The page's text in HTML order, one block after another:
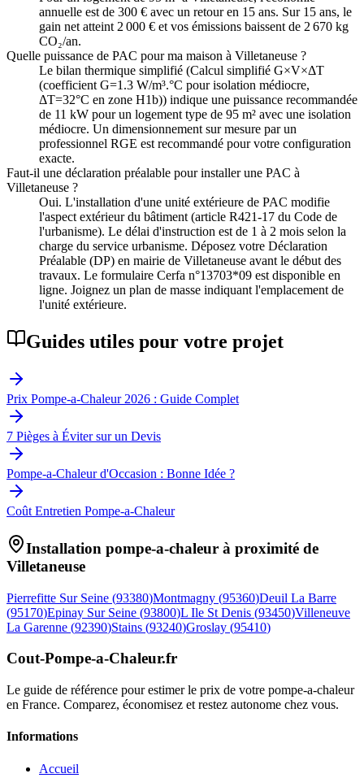
annuelle est de 300 € avec un retour en 15 ans. Sur 15 ans, le
gain net atteint 2 000 € et vos émissions baissent de 2 670 kg
CO₂/an.
Quelle puissance de PAC pour ma maison à Villetaneuse ?
Le bilan thermique simplifié (Calcul simplifié G×V×ΔT
(coefficient G=1.3 W/m³.°C pour isolation médiocre,
ΔT=32°C en zone H1b)) indique une puissance recommandée
de 11 kW pour un logement type de 95 m² avec une isolation
médiocre. Un dimensionnement sur mesure par un
professionnel RGE est recommandé pour votre configuration
exacte.
Faut-il une déclaration préalable pour installer une PAC à
Villetaneuse ?
Oui. L'installation d'une unité extérieure de PAC modifie
l'aspect extérieur du bâtiment (article R421-17 du Code de
l'urbanisme). Le délai d'instruction est de 1 à 2 mois selon la
charge du service urbanisme. Déposez votre Déclaration
Préalable (DP) en mairie de Villetaneuse avant le début des
travaux. Le formulaire Cerfa n°13703*09 est disponible en
ligne. Joignez un plan de masse indiquant l'emplacement de
l'unité extérieure.
Guides utiles pour votre projet
Prix Pompe-a-Chaleur 2026 : Guide Complet
7 Pièges à Éviter sur un Devis
Pompe-a-Chaleur d'Occasion : Bonne Idée ?
Coût Entretien Pompe-a-Chaleur
Installation pompe-a-chaleur à proximité de
Villetaneuse
Pierrefitte Sur Seine (93380)Montmagny (95360)Deuil La Barre
(95170)Epinay Sur Seine (93800)L Ile St Denis (93450)Villeneuve
La Garenne (92390)Stains (93240)Groslay (95410)
Cout-Pompe-a-Chaleur.fr
Le guide de référence pour estimer le prix de votre pompe-a-chaleur
en France. Comparez, économisez et restez autonome chez vous.
Informations
Accueil